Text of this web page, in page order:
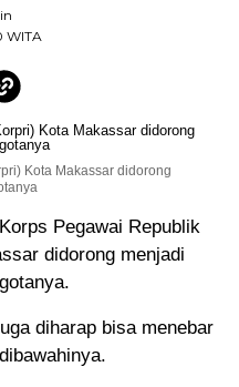
WITA
Kota Makassar didorong
Pegawai Republik
didorong menjadi
diharap bisa menebar